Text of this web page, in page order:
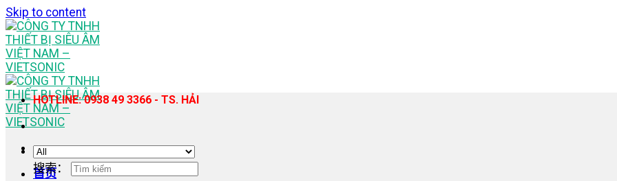
Skip to content
首页
HOTLINE: 0938 49 3366 - TS. HẢI
搜索：